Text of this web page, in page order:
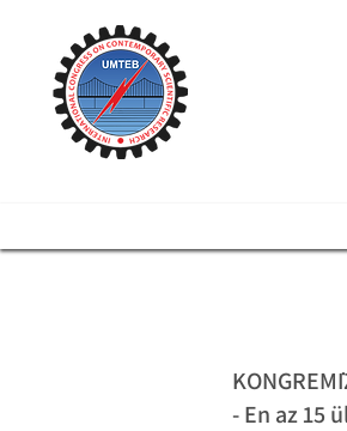
- En az 15